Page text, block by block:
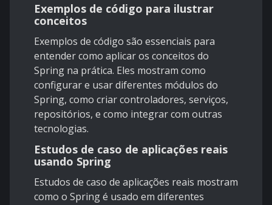
Exemplos de código para ilustrar
conceitos
Exemplos de código são essenciais para
entender como aplicar os conceitos do
Spring na prática. Eles mostram como
configurar e usar diferentes módulos do
Spring, como criar controladores, serviços,
repositórios, e como integrar com outras
tecnologias.
Estudos de caso de aplicações reais
usando Spring
Estudos de caso de aplicações reais mostram
como o Spring é usado em diferentes